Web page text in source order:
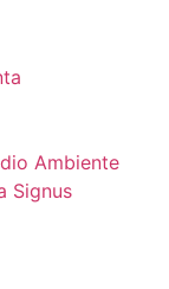
Ambiente
Signus